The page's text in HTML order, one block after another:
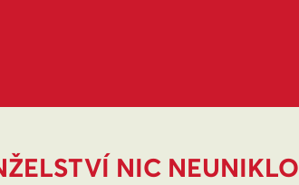
NIC NEUNIKLO